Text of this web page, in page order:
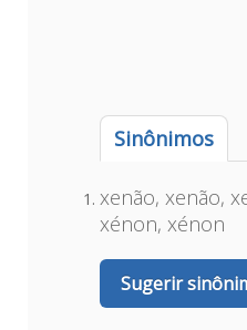
Sinônimos
xenão, xenão,
xénon, xénon
Sugerir